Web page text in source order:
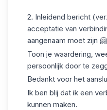
2. Inleidend bericht
acceptatie van
aangenaam moet zijn
Toon je waardering,
persoonlijk door te
Bedankt voor het
Ik ben blij dat ik een
kunnen maken.